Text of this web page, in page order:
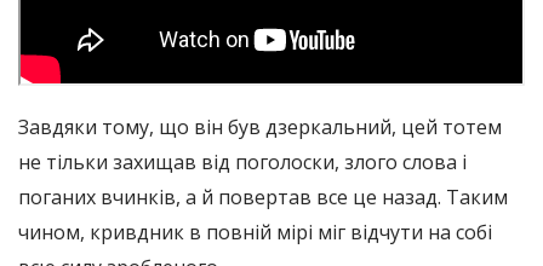
Завдяки тому, що він був дзеркальний, цей тотем
не тільки захищав від поголоски, злого слова і
поганих вчинків, а й повертав все це назад. Таким
чином, кривдник в повній мірі міг відчути на собі